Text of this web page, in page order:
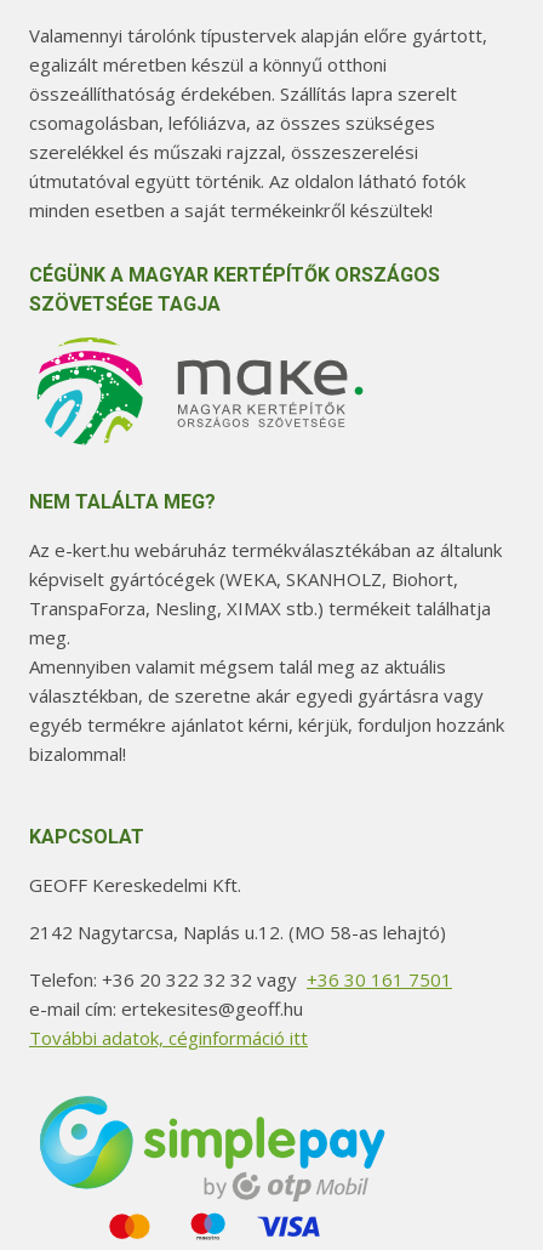
Valamennyi tárolónk típustervek alapján előre gyártott,
egalizált méretben készül a könnyű otthoni
összeállíthatóság érdekében. Szállítás lapra szerelt
csomagolásban, lefóliázva, az összes szükséges
szerelékkel és műszaki rajzzal, összeszerelési
útmutatóval együtt történik. Az oldalon látható fotók
minden esetben a saját termékeinkről készültek!
CÉGÜNK A MAGYAR KERTÉPÍTŐK ORSZÁGOS
SZÖVETSÉGE TAGJA
NEM TALÁLTA MEG?
Az e-kert.hu webáruház termékválasztékában az általunk
képviselt gyártócégek (WEKA, SKANHOLZ, Biohort,
TranspaForza, Nesling, XIMAX stb.) termékeit találhatja
meg.
Amennyiben valamit mégsem talál meg az aktuális
választékban, de szeretne akár egyedi gyártásra vagy
egyéb termékre ajánlatot kérni, kérjük, forduljon hozzánk
bizalommal!
KAPCSOLAT
GEOFF Kereskedelmi Kft.
2142 Nagytarcsa, Naplás u.12. (MO 58-as lehajtó)
Telefon: +36 20 322 32 32 vagy +36 30 161 7501
e-mail cím: ertekesites@geoff.hu
További adatok, céginformáció itt